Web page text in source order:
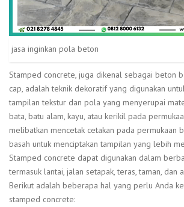
jasa inginkan pola beton
Stamped concrete, juga dikenal sebagai beton
cap, adalah teknik dekoratif yang digunakan
tampilan tekstur dan pola yang menyerupai
bata, batu alam, kayu, atau kerikil pada
melibatkan mencetak cetakan pada permukaan
basah untuk menciptakan tampilan yang lebih
Stamped concrete dapat digunakan dalam
termasuk lantai, jalan setapak, teras, taman, dan
Berikut adalah beberapa hal yang perlu Anda
stamped concrete: